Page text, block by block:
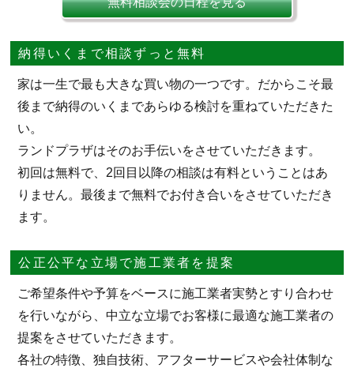
納得いくまで相談ずっと無料
家は一生で最も大きな買い物の一つです。だからこそ最
後まで納得のいくまであらゆる検討を重ねていただきた
い。
ランドプラザはそのお手伝いをさせていただきます。
初回は無料で、2回目以降の相談は有料ということはあ
りません。最後まで無料でお付き合いをさせていただき
ます。
公正公平な立場で施工業者を提案
ご希望条件や予算をベースに施工業者実勢とすり合わせ
を行いながら、中立な立場でお客様に最適な施工業者の
提案をさせていただきます。
各社の特徴、独自技術、アフターサービスや会社体制な